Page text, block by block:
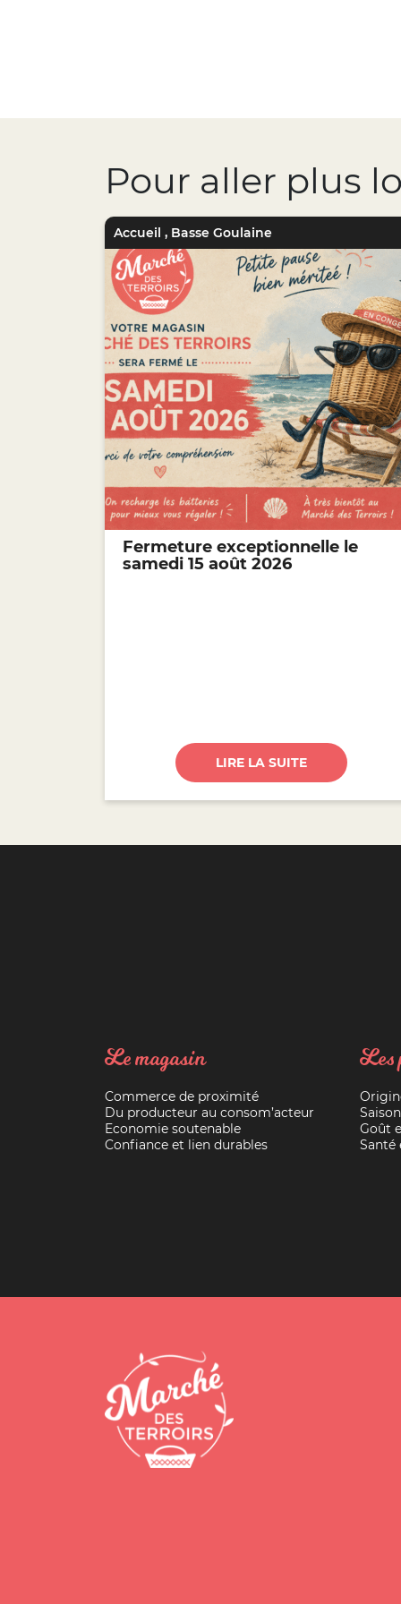
Pour aller plus
Accueil , Basse Goulaine
Fermeture exceptionnelle le
samedi 15 août 2026
LIRE LA SUITE
Le magasin
Commerce de proximité
Du producteur au consom’acteur
Economie soutenable
Confiance et lien durables
Les
Goût
Santé